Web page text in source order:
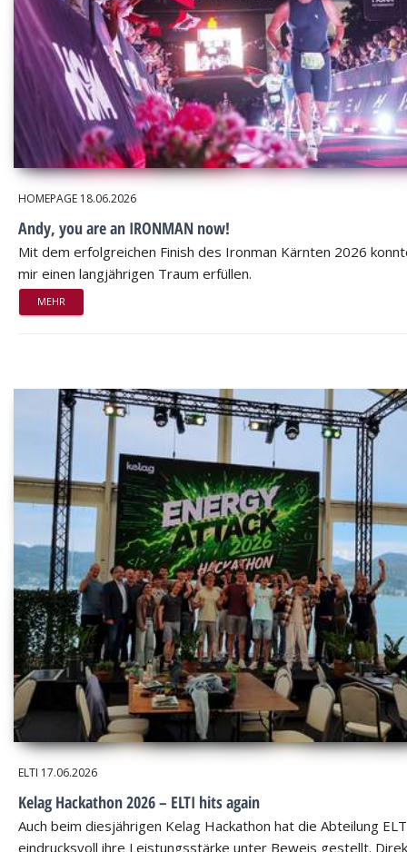
HOMEPAGE 18.06.2026
Andy, you are an IRONMAN now!
Mit dem erfolgreichen Finish des Ironman Kärnten 2026
mir einen langjährigen Traum erfüllen.
MEHR
ELTI 17.06.2026
Kelag Hackathon 2026 – ELTI hits again
Auch beim diesjährigen Kelag Hackathon hat die Abteilung
eindrucksvoll ihre Leistungsstärke unter Beweis gestellt.